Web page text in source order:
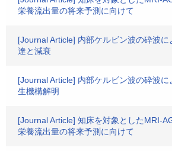
栄養流出量の将来予測に向けて
[Journal Article] 内部ケルビン波の砕波に
達と減衰
[Journal Article] 内部ケルビン波の砕波に
生機構解明
[Journal Article] 知床を対象としたMRI-
栄養流出量の将来予測に向けて